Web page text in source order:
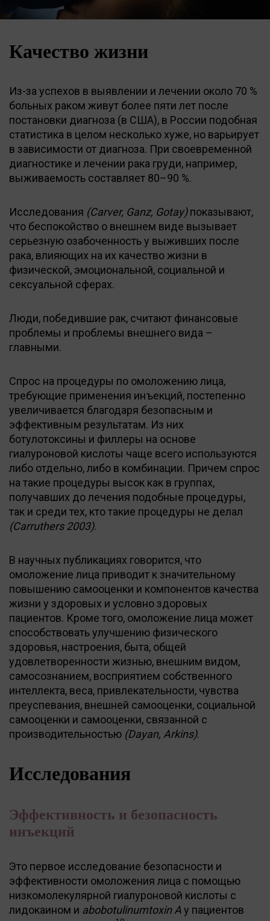
Качество жизни
Из-за успехов в выявлении и лечении около 70 %
больных раком живут более пяти лет после
постановки диагноза (в США), в России подобная
статистика в целом несколько хуже, но варьирует
в зависимости от диагноза. При своевременной
диагностике и лечении рака груди, например,
выживаемость составляет 80–90 %.
Исследования (Carver, Ganz, Gotay)показывают,
что беспокойство о внешнем виде вызывает
серьезную озабоченность у выживших после
рака, влияющих на их качество жизни в
физической, эмоциональной, социальной и
сексуальной сферах.
Люди, победившие рак, считают финансовые
проблемы и проблемы внешнего вида –
главными.
Спрос на процедуры по омоложению лица,
требующие применения инъекций, постепенно
увеличивается благодаря безопасным и
эффективным результатам. Из них
ботулотоксины и филлеры на основе
гиалуроновой кислоты чаще всего используются
либо отдельно, либо в комбинации. Причем спрос
на такие процедуры высок как в группах,
получавших до лечения подобные процедуры,
так и среди тех, кто такие процедуры не делал
(Carruthers 2003).
В научных публикациях говорится, что
омоложение лица приводит к значительному
повышению самооценки и компонентов качества
жизни у здоровых и условно здоровых
пациентов. Кроме того, омоложение лица может
способствовать улучшению физического
здоровья, настроения, быта, общей
удовлетворенности жизнью, внешним видом,
самосознанием, восприятием собственного
интеллекта, веса, привлекательности, чувства
преуспевания, внешней самооценки, социальной
самооценки и самооценки, связанной с
производительностью (Dayan, Arkins).
Исследования
Эффективность и безопасность
инъекций
Это первое исследование безопасности и
эффективности омоложения лица с помощью
низкомолекулярной гиалуроновой кислоты с
лидокаином и abobotulinumtoxin Aу пациентов